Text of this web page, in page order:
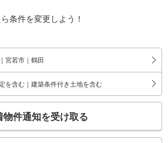
条件を変更しよう！
宮若市｜鶴田
を含む｜建築条件付き土地を含む
物件通知を受け取る